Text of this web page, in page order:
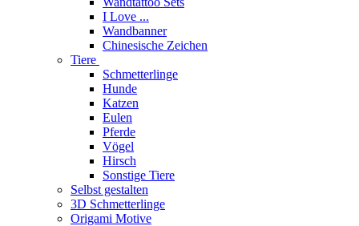
I Love ...
Wandbanner
Chinesische Zeichen
Tiere
Schmetterlinge
Hunde
Katzen
Eulen
Pferde
Vögel
Hirsch
Sonstige Tiere
Selbst gestalten
3D Schmetterlinge
Origami Motive